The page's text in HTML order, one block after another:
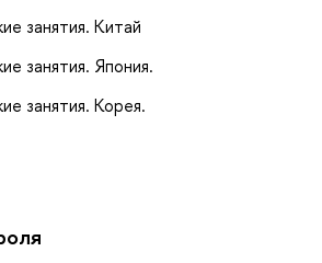
занятия. Китай
занятия. Япония.
занятия. Корея.